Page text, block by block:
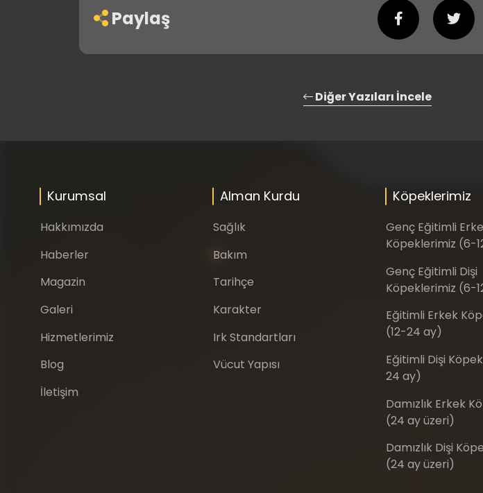
Paylaş
Diğer Yazıları İncele
Kurumsal
Hakkımızda
Haberler
Magazin
Galeri
Hizmetlerimiz
Blog
İletişim
Alman Kurdu
Sağlık
Bakım
Tarihçe
Karakter
Irk Standartları
Vücut Yapısı
Köpeklerimiz
Genç Eğitimli
Köpeklerimiz (6-
Genç Eğitimli Dişi
Köpeklerimiz (6-
Eğitimli Erkek
(12-24 ay)
Eğitimli Dişi
24 ay)
Damızlık Erkek
(24 ay üzeri)
Damızlık Dişi
(24 ay üzeri)